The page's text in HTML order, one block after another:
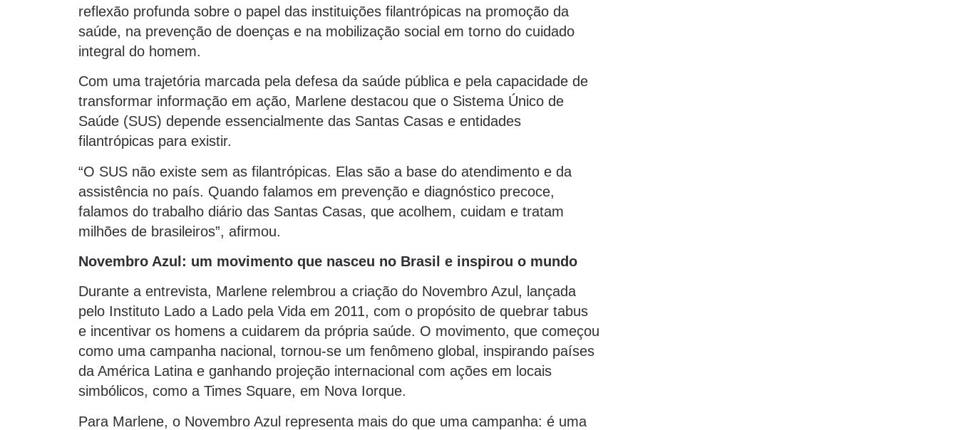
reflexão profunda sobre o papel das instituições filantrópicas na promoção da
saúde, na prevenção de doenças e na mobilização social em torno do cuidado
integral do homem.
Com uma trajetória marcada pela defesa da saúde pública e pela capacidade de
transformar informação em ação, Marlene destacou que o Sistema Único de
Saúde (SUS) depende essencialmente das Santas Casas e entidades
filantrópicas para existir.
“O SUS não existe sem as filantrópicas. Elas são a base do atendimento e da
assistência no país. Quando falamos em prevenção e diagnóstico precoce,
falamos do trabalho diário das Santas Casas, que acolhem, cuidam e tratam
milhões de brasileiros”, afirmou.
Novembro Azul: um movimento que nasceu no Brasil e inspirou o mundo
Durante a entrevista, Marlene relembrou a criação do Novembro Azul, lançada
pelo Instituto Lado a Lado pela Vida em 2011, com o propósito de quebrar tabus
e incentivar os homens a cuidarem da própria saúde. O movimento, que começou
como uma campanha nacional, tornou-se um fenômeno global, inspirando países
da América Latina e ganhando projeção internacional com ações em locais
simbólicos, como a Times Square, em Nova Iorque.
Para Marlene, o Novembro Azul representa mais do que uma campanha: é uma